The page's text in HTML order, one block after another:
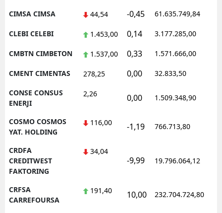
CIMSA CIMSA 44,54 -0,45 61.635.749,84
CLEBI CELEBI 1.453,00 0,14 3.177.285,00
CMBTN CIMBETON 1.537,00 0,33 1.571.666,00
CMENT CIMENTAS 278,25 0,00 32.833,50
CONSE CONSUS
ENERJI
2,26 0,00 1.509.348,90
COSMO COSMOS
YAT. HOLDING
116,00 -1,19 766.713,80
CRDFA
CREDITWEST
FAKTORING
34,04
-9,99 19.796.064,12
CRFSA
CARREFOURSA
191,40 10,00 232.704.724,80